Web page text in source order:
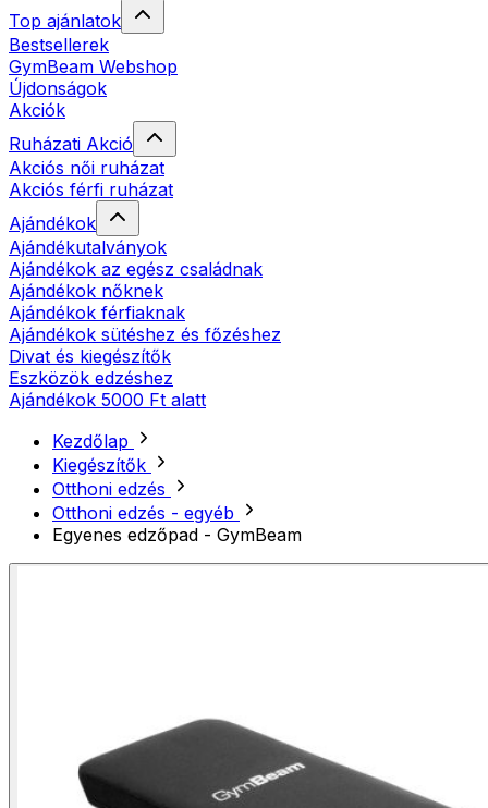
Top ajánlatok
Bestsellerek
GymBeam Webshop
Újdonságok
Akciók
Ruházati Akció
Akciós női ruházat
Akciós férfi ruházat
Ajándékok
Ajándékutalványok
Ajándékok az egész családnak
Ajándékok nőknek
Ajándékok férfiaknak
Ajándékok sütéshez és főzéshez
Divat és kiegészítők
Eszközök edzéshez
Ajándékok 5000 Ft alatt
Kezdőlap
Kiegészítők
Otthoni edzés
Otthoni edzés - egyéb
Egyenes edzőpad - GymBeam